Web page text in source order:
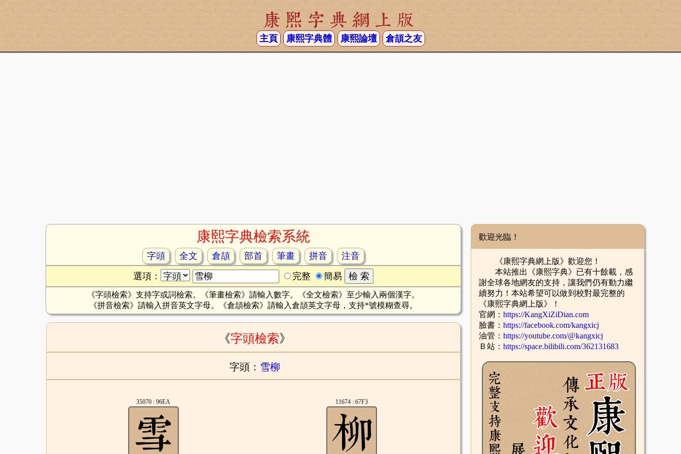
康熙字典網上版
主頁 康熙字典體 康熙論壇 倉頡之友
康熙字典檢索系統
字頭 全文 倉頡 部首 筆畫 拼音
注音
選項：
完整 簡易
《字頭檢索》支持字或詞檢索。《筆畫檢索》請輸入數字。《全文檢索》至少輸入兩個漢字。
《拼音檢索》請輸入拼音英文字母。《倉頡檢索》請輸入倉頡英文字母，支持*號模糊查尋。
《字頭檢索》
字頭： 雪柳
35070 : 96EA 11674 : 67F3
歡迎光臨！
《康熙字典網上版》歡迎您！
本站推出《康熙字典》已有十餘載，感
謝全球各地網友的支持，讓我們仍有動力繼
續努力！本站希望可以做到校對最完整的
《康熙字典網上版》！
官網： https://KangXiZiDian.com
臉書： https://facebook.com/kangxicj
油管： https://youtube.com/@kangxicj
Ｂ站： https://space.bilibili.com/362131683